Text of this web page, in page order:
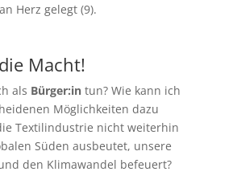
Herz gelegt (9).
Macht!
als Bürger:intun? Wie kann ich
Möglichkeiten dazu
Textilindustrie nicht weiterhin
Süden ausbeutet, unsere
den Klimawandel befeuert?